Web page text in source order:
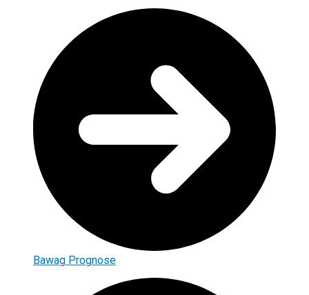
Bawag Prognose